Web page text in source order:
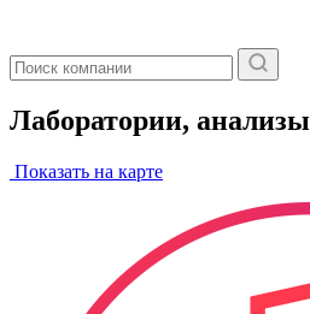
Лаборатории, анализы
Показать на карте